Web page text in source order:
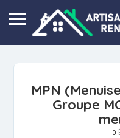
MPN
Groupe
0